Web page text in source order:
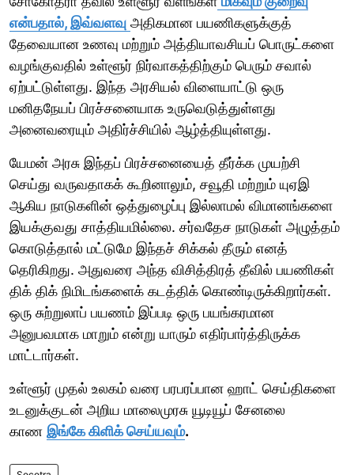
என்பதால், இவ்வளவு அதிகமான பயணிகளுக்குத்
தேவையான உணவு மற்றும் அத்தியாவசியப் பொருட்களை
வழங்குவதில் உள்ளூர் நிர்வாகத்திற்கும் பெரும் சவால்
ஏற்பட்டுள்ளது. இந்த அரசியல் விளையாட்டு ஒரு
மனிதநேயப் பிரச்சனையாக உருவெடுத்துள்ளது
அனைவரையும் அதிர்ச்சியில் ஆழ்த்தியுள்ளது.
யேமன் அரசு இந்தப் பிரச்சனையைத் தீர்க்க முயற்சி
செய்து வருவதாகக் கூறினாலும், சவூதி மற்றும் யுஏஇ
ஆகிய நாடுகளின் ஒத்துழைப்பு இல்லாமல் விமானங்களை
இயக்குவது சாத்தியமில்லை. சர்வதேச நாடுகள் அழுத்தம்
கொடுத்தால் மட்டுமே இந்தச் சிக்கல் தீரும் எனத்
தெரிகிறது. அதுவரை அந்த விசித்திரத் தீவில் பயணிகள்
திக் திக் நிமிடங்களைக் கடத்திக் கொண்டிருக்கிறார்கள்.
ஒரு சுற்றுலாப் பயணம் இப்படி ஒரு பயங்கரமான
அனுபவமாக மாறும் என்று யாரும் எதிர்பார்த்திருக்க
மாட்டார்கள்.
உள்ளூர் முதல் உலகம் வரை பரபரப்பான ஹாட் செய்திகளை
உடனுக்குடன் அறிய மாலைமுரசு யூடியூப் சேனலை
காண இங்கே கிளிக் செய்யவும்.